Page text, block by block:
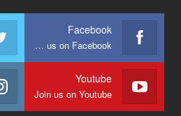
Facebook
Join us on Facebook
Youtube
Join us on Youtube